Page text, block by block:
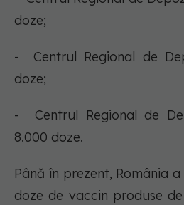
doze;
- Centrul Regional de
doze;
- Centrul Regional de
8.000 doze.
Până în prezent, România
doze de vaccin produse